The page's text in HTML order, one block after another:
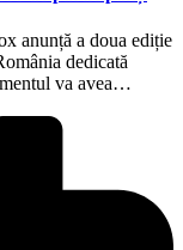
anunță a doua ediție
dedicată
va avea…